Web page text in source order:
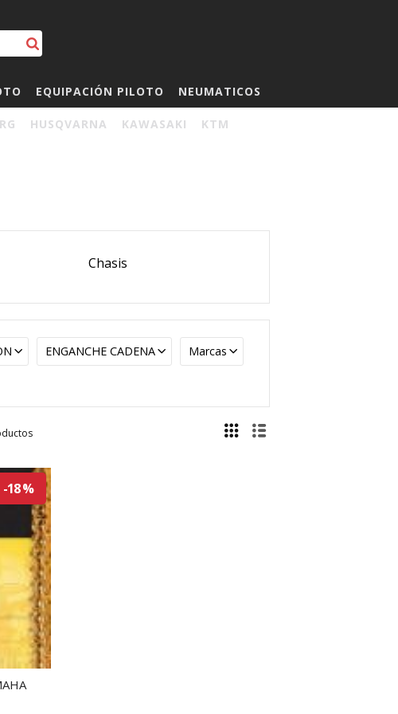
EQUIPACIÓN PILOTO NEUMATICOS
HUSQVARNA KAWASAKI KTM
Chasis
ENGANCHE CADENA Marcas
-18 %